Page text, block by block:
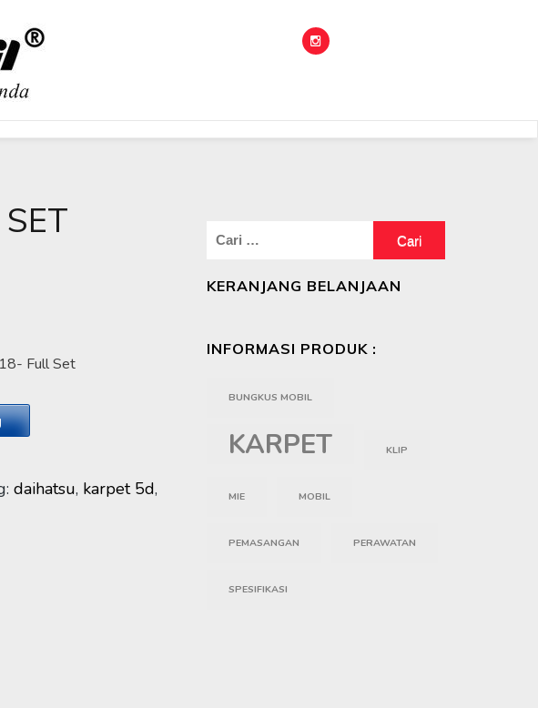
Full Set
daihatsu, karpet 5d,
Cari
KERANJANG BELANJAAN
INFORMASI PRODUK :
BUNGKUS MOBIL
KARPET KLIP
MIE MOBIL
PEMASANGAN PERAWATAN
SPESIFIKASI